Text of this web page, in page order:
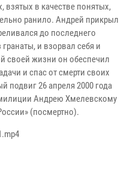
взятых в качестве понятых,
ранило. Андрей прикрыл
до последнего
и взорвал себя и
своей жизни он обеспечил
и спас от смерти своих
подвиг 26 апреля 2000 года
Андрею Хмелевскому
(посмертно).